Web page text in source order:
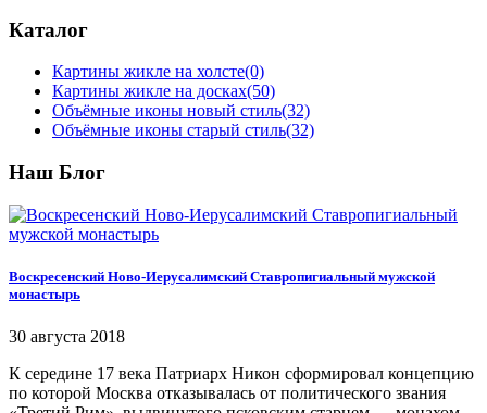
Каталог
Картины жикле на холсте(0)
Картины жикле на досках(50)
Объёмные иконы новый стиль(32)
Объёмные иконы старый стиль(32)
Наш Блог
Воскресенский Ново-Иерусалимский Ставропигиальный мужской
монастырь
30 августа 2018
К середине 17 века Патриарх Никон сформировал концепцию
по которой Москва отказывалась от политического звания